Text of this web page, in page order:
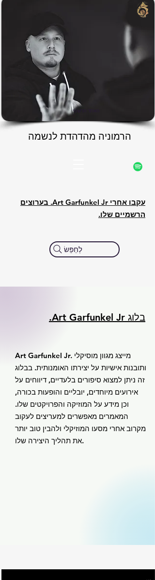
הרמוניה מהדהדת לנשמה
הרמוניה מהדהדת לנשמה
האתר הרשמי
לְחַפֵּשׂ
עקבו אחרי Art Garfunkel Jr. בערוצים
הרשמיים שלו.
בלוג Art Garfunkel Jr.
Art Garfunkel Jr. מייצג מגוון מוסיקלי
ותובנות אישיות על יצירתו האומנותית. בבלוג
זה ניתן למצוא סיפורים בלעדיים, דיווחים על
אירועים מיוחדים, יובליים והופעות בכורה,
וכן מידע על המוזיקה והפרויקטים שלו.
המאמרים מאפשרים למעריצים לעקוב
מקרוב אחרי מסעו המוזיקלי ולהבין טוב יותר
את תהליך היצירה שלו.